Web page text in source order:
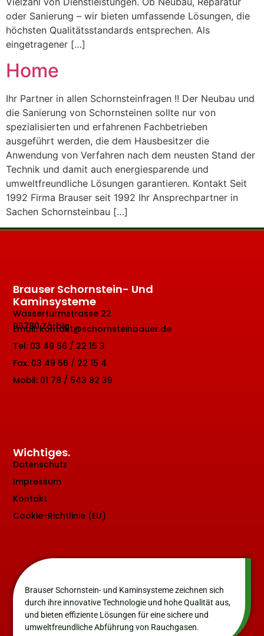
oder Sanierung – wir bieten umfassende Lösungen, die
höchsten Qualitätsstandards entsprechen. Als
eingetragener […]
Home
Ihr Partner in allen Schornsteinfragen !! Der Neubau und
die Sanierung von Schornsteinen sollte nur von
spezialisierten und erfahrenen Fachbetrieben
ausgeführt werden, die dem Hausbesitzer die
Anwendung von Verfahren nach dem neusten Stand der
Technik und damit auch energiesparende und
umweltfreundliche Lösungen garantieren. Kontakt Seit
1992 Firma Brauser seit 1992 Ihr Ansprechpartner in
Sachen Schornsteinbau […]
Brauser Schornstein- und Kaminsysteme zeichnen sich
durch ihre innovative Technologie und hohe Qualität aus,
und bieten effiziente Lösungen für eine sichere und
umweltfreundliche Abführung von Rauchgasen.
Wichtiges.
Datenschutz
Impressum
Kontakt
Cookie-Richtlinie (EU)
Brauser Schornstein- Und
Kaminsysteme
Wasserturmstrasse 22
06780 Zörbig
Email: kontakt@schornsteinbauer.de
Tel: 03 49 56 / 22 15 3
Fax: 03 49 56 / 22 15 4
Mobil: 01 78 / 543 82 39